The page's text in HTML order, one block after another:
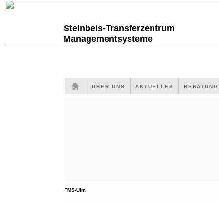
Steinbeis-Transferzentrum
Managementsysteme
ÜBER UNS AKTUELLES
TMS-Ulm